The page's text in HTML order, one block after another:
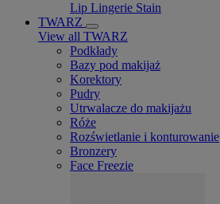
Lip Lingerie Stain
TWARZ
View all TWARZ
Podkłady
Bazy pod makijaż
Korektory
Pudry
Utrwalacze do makijażu
Róże
Rozświetlanie i konturowanie
Bronzery
Face Freezie